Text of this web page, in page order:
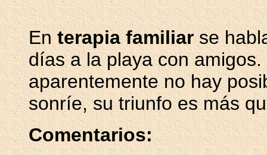
Enterapia familiarse
días a la playa con
aparentemente no hay
sonríe, su triunfo es más
Comentarios: